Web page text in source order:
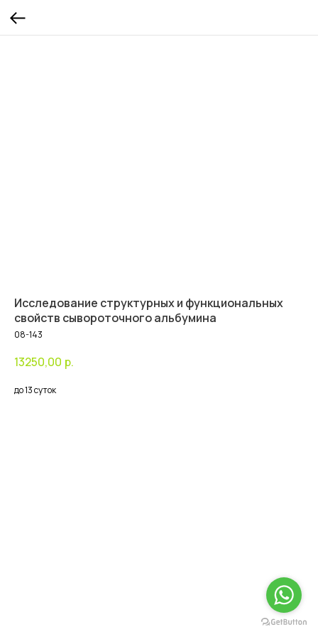
Исследование структурных и функциональных
свойств сывороточного альбумина
08-143
13250,00 р.
до 13 суток